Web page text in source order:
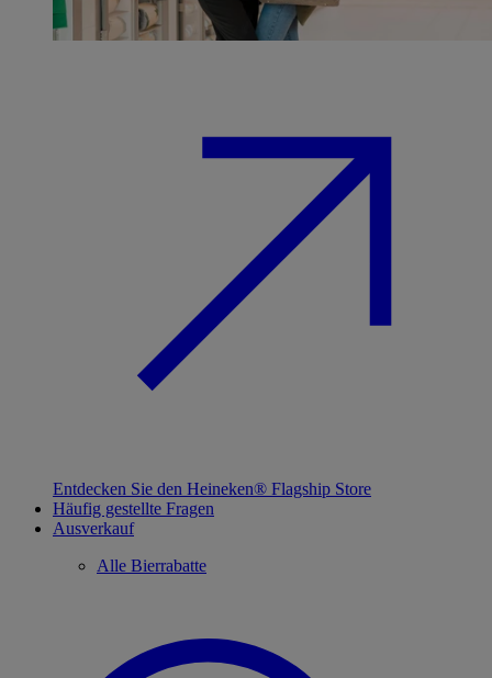
Entdecken Sie den Heineken® Flagship Store
Häufig gestellte Fragen
Ausverkauf
Alle Bierrabatte